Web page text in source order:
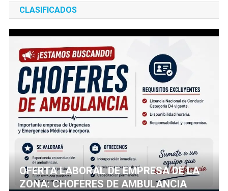
CLASIFICADOS
OFERTA LABORAL DE EMPRESA DE LA
ZONA: CHOFERES DE AMBULANCIA